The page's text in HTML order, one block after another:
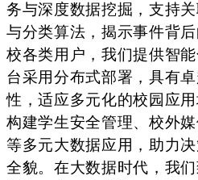
务与深度数据挖掘，支持
与分类算法，揭示事件背
校各类用户，我们提供智
台采用分布式部署，具有
性，适应多元化的校园应
构建学生安全管理、校外
等多元大数据应用，助力
全貌。在大数据时代，我